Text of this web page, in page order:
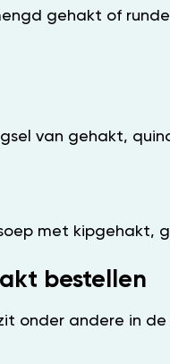
gehakt of
van gehakt,
met kipgehakt,
bestellen
onder andere in